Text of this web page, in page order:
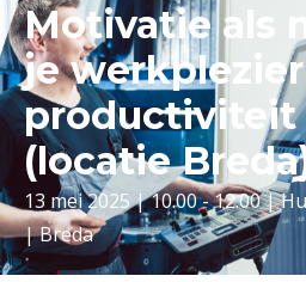
Motivatie als
je
productiviteit
(locatie
13 mei 2025 | 10.00 - 12.00 |
| Breda